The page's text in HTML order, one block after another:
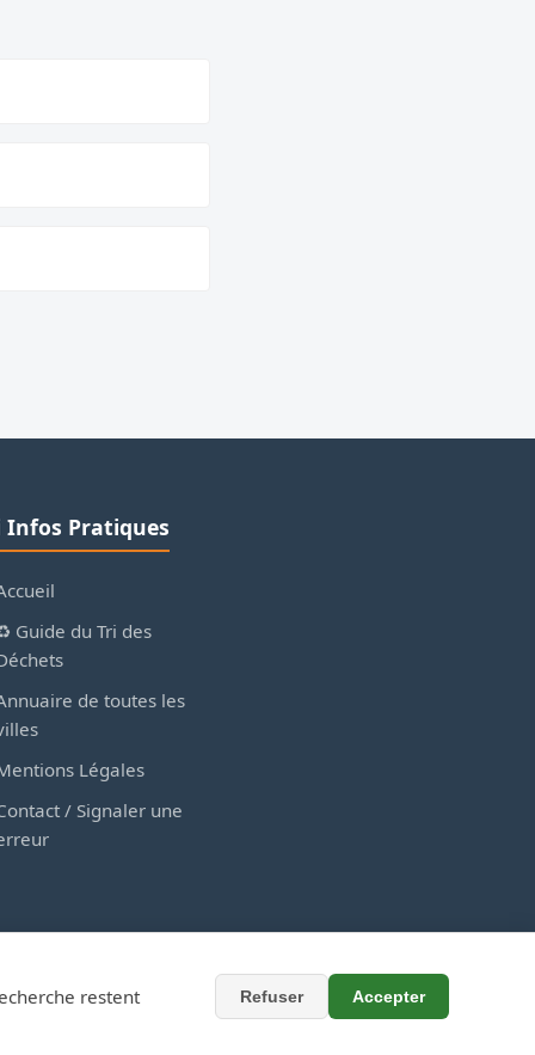
Infos Pratiques
Guide du Tri des
de toutes les
Légales
/ Signaler une
collectivités.
restent
Refuser Accepter